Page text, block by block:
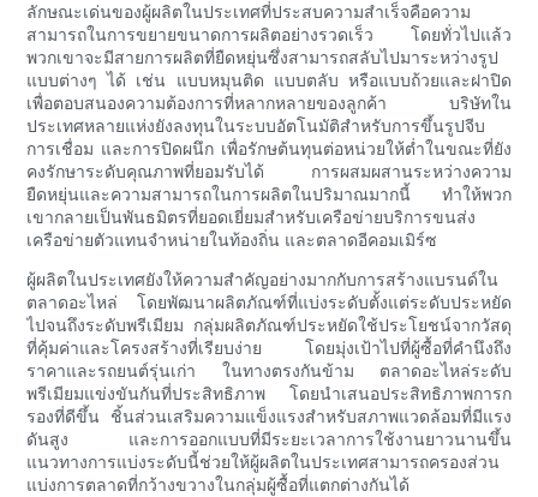
ลักษณะเด่นของผู้ผลิตในประเทศที่ประสบความสำเร็จคือความ
สามารถในการขยายขนาดการผลิตอย่างรวดเร็ว โดยทั่วไปแล้ว
พวกเขาจะมีสายการผลิตที่ยืดหยุ่นซึ่งสามารถสลับไปมาระหว่างรูป
แบบต่างๆ ได้ เช่น แบบหมุนติด แบบตลับ หรือแบบถ้วยและฝาปิด
เพื่อตอบสนองความต้องการที่หลากหลายของลูกค้า บริษัทใน
ประเทศหลายแห่งยังลงทุนในระบบอัตโนมัติสำหรับการขึ้นรูปจีบ
การเชื่อม และการปิดผนึก เพื่อรักษต้นทุนต่อหน่วยให้ต่ำในขณะที่ยัง
คงรักษาระดับคุณภาพที่ยอมรับได้ การผสมผสานระหว่างความ
ยืดหยุ่นและความสามารถในการผลิตในปริมาณมากนี้ ทำให้พวก
เขากลายเป็นพันธมิตรที่ยอดเยี่ยมสำหรับเครือข่ายบริการขนส่ง
เครือข่ายตัวแทนจำหน่ายในท้องถิ่น และตลาดอีคอมเมิร์ซ
ผู้ผลิตในประเทศยังให้ความสำคัญอย่างมากกับการสร้างแบรนด์ใน
ตลาดอะไหล่ โดยพัฒนาผลิตภัณฑ์ที่แบ่งระดับตั้งแต่ระดับประหยัด
ไปจนถึงระดับพรีเมียม กลุ่มผลิตภัณฑ์ประหยัดใช้ประโยชน์จากวัสดุ
ที่คุ้มค่าและโครงสร้างที่เรียบง่าย โดยมุ่งเป้าไปที่ผู้ซื้อที่คำนึงถึง
ราคาและรถยนต์รุ่นเก่า ในทางตรงกันข้าม ตลาดอะไหล่ระดับ
พรีเมียมแข่งขันกันที่ประสิทธิภาพ โดยนำเสนอประสิทธิภาพการก
รองที่ดีขึ้น ชิ้นส่วนเสริมความแข็งแรงสำหรับสภาพแวดล้อมที่มีแรง
ดันสูง และการออกแบบที่มีระยะเวลาการใช้งานยาวนานขึ้น
แนวทางการแบ่งระดับนี้ช่วยให้ผู้ผลิตในประเทศสามารถครองส่วน
แบ่งการตลาดที่กว้างขวางในกลุ่มผู้ซื้อที่แตกต่างกันได้